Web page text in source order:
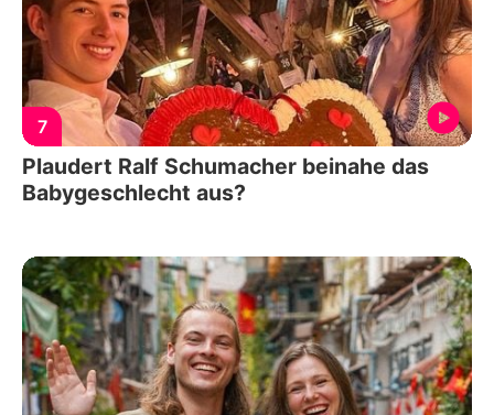
7
Plaudert Ralf Schumacher beinahe das
Babygeschlecht aus?